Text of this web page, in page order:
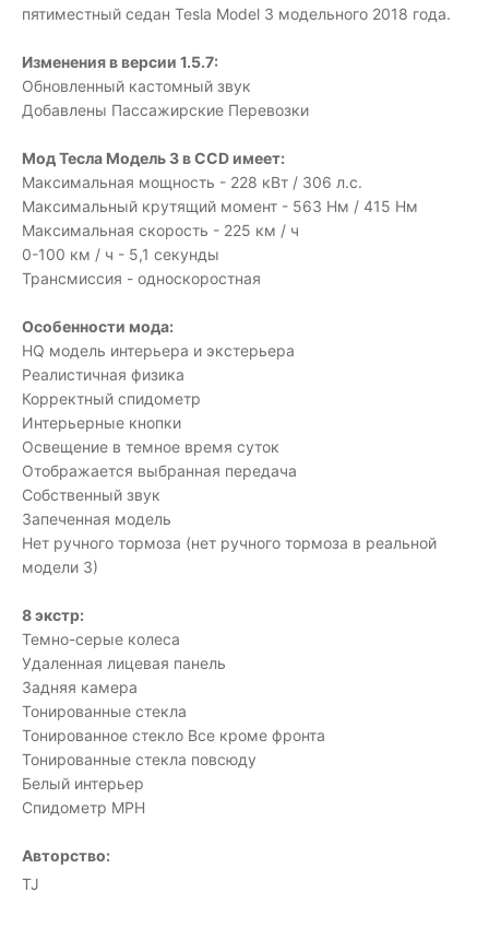
пятиместный седан Tesla Model 3 модельного 2018 года.
Изменения в версии 1.5.7:
Обновленный кастомный звук
Добавлены Пассажирские Перевозки
Мод Тесла Модель 3 в CCD имеет:
Максимальная мощность - 228 кВт / 306 л.с.
Максимальный крутящий момент - 563 Нм / 415 Нм
Максимальная скорость - 225 км / ч
0-100 км / ч - 5,1 секунды
Трансмиссия - односкоростная
Особенности мода:
HQ модель интерьера и экстерьера
Реалистичная физика
Корректный спидометр
Интерьерные кнопки
Освещение в темное время суток
Отображается выбранная передача
Собственный звук
Запеченная модель
Нет ручного тормоза (нет ручного тормоза в реальной
модели 3)
8 экстр:
Темно-серые колеса
Удаленная лицевая панель
Задняя камера
Тонированные стекла
Тонированное стекло Все кроме фронта
Тонированные стекла повсюду
Белый интерьер
Спидометр MPH
Авторство:
TJ